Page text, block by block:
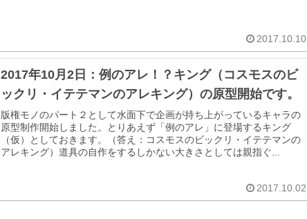
2017.10.10
2017年10月2日：例のアレ！？キング（コスモスのビ
ックリ・イテテマンのアレキング）の原型開始です。
版権モノのパート２として水面下で企画が持ち上がっているキャラの
原型制作開始しました。とりあえず「例のアレ」に登場するキング
（仮）としておきます。（答え：コスモスのビックリ・イテテマンの
アレキング）道具の自作をするしかない大きさとしては親指ぐ...
2017.10.02